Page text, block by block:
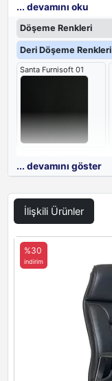
kurumsal itibarınızı
... devamını oku
Döşeme Renkleri
Deri Döşeme Renkleri
Santa Furnisoft 01
Santa Furnisoft 16
... devamını göster
İlişkili Ürünler
%30
indirim